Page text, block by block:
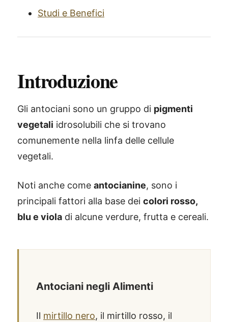
Studi e Benefici
Introduzione
Gli antociani sono un gruppo di pigmenti
vegetali idrosolubili che si trovano
comunemente nella linfa delle cellule
vegetali.
Noti anche come antocianine, sono i
principali fattori alla base dei colori rosso,
blu e viola di alcune verdure, frutta e cereali.
Antociani negli Alimenti
Il mirtillo nero, il mirtillo rosso, il